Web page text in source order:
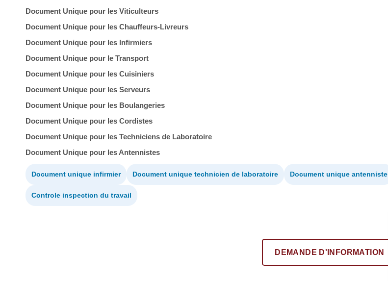
Document Unique pour les Viticulteurs
Document Unique pour les Chauffeurs-Livreurs
Document Unique pour les Infirmiers
Document Unique pour le Transport
Document Unique pour les Cuisiniers
Document Unique pour les Serveurs
Document Unique pour les Boulangeries
Document Unique pour les Cordistes
Document Unique pour les Techniciens de Laboratoire
Document Unique pour les Antennistes
Document unique infirmier Document unique technicien de laboratoire Document unique antenniste
Controle inspection du travail
DEMANDE D'INFORMATION